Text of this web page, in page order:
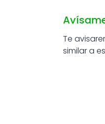
Te
similar a